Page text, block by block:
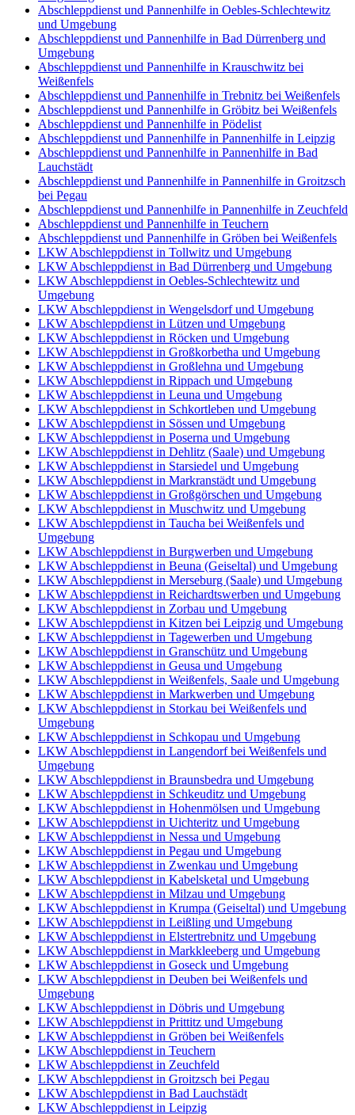
Abschleppdienst und Pannenhilfe in Oebles-Schlechtewitz
und Umgebung
Abschleppdienst und Pannenhilfe in Bad Dürrenberg und
Umgebung
Abschleppdienst und Pannenhilfe in Krauschwitz bei
Weißenfels
Abschleppdienst und Pannenhilfe in Trebnitz bei Weißenfels
Abschleppdienst und Pannenhilfe in Gröbitz bei Weißenfels
Abschleppdienst und Pannenhilfe in Pödelist
Abschleppdienst und Pannenhilfe in Pannenhilfe in Leipzig
Abschleppdienst und Pannenhilfe in Pannenhilfe in Bad
Lauchstädt
Abschleppdienst und Pannenhilfe in Pannenhilfe in Groitzsch
bei Pegau
Abschleppdienst und Pannenhilfe in Pannenhilfe in Zeuchfeld
Abschleppdienst und Pannenhilfe in Teuchern
Abschleppdienst und Pannenhilfe in Gröben bei Weißenfels
LKW Abschleppdienst in Tollwitz und Umgebung
LKW Abschleppdienst in Bad Dürrenberg und Umgebung
LKW Abschleppdienst in Oebles-Schlechtewitz und
Umgebung
LKW Abschleppdienst in Wengelsdorf und Umgebung
LKW Abschleppdienst in Lützen und Umgebung
LKW Abschleppdienst in Röcken und Umgebung
LKW Abschleppdienst in Großkorbetha und Umgebung
LKW Abschleppdienst in Großlehna und Umgebung
LKW Abschleppdienst in Rippach und Umgebung
LKW Abschleppdienst in Leuna und Umgebung
LKW Abschleppdienst in Schkortleben und Umgebung
LKW Abschleppdienst in Sössen und Umgebung
LKW Abschleppdienst in Poserna und Umgebung
LKW Abschleppdienst in Dehlitz (Saale) und Umgebung
LKW Abschleppdienst in Starsiedel und Umgebung
LKW Abschleppdienst in Markranstädt und Umgebung
LKW Abschleppdienst in Großgörschen und Umgebung
LKW Abschleppdienst in Muschwitz und Umgebung
LKW Abschleppdienst in Taucha bei Weißenfels und
Umgebung
LKW Abschleppdienst in Burgwerben und Umgebung
LKW Abschleppdienst in Beuna (Geiseltal) und Umgebung
LKW Abschleppdienst in Merseburg (Saale) und Umgebung
LKW Abschleppdienst in Reichardtswerben und Umgebung
LKW Abschleppdienst in Zorbau und Umgebung
LKW Abschleppdienst in Kitzen bei Leipzig und Umgebung
LKW Abschleppdienst in Tagewerben und Umgebung
LKW Abschleppdienst in Granschütz und Umgebung
LKW Abschleppdienst in Geusa und Umgebung
LKW Abschleppdienst in Weißenfels, Saale und Umgebung
LKW Abschleppdienst in Markwerben und Umgebung
LKW Abschleppdienst in Storkau bei Weißenfels und
Umgebung
LKW Abschleppdienst in Schkopau und Umgebung
LKW Abschleppdienst in Langendorf bei Weißenfels und
Umgebung
LKW Abschleppdienst in Braunsbedra und Umgebung
LKW Abschleppdienst in Schkeuditz und Umgebung
LKW Abschleppdienst in Hohenmölsen und Umgebung
LKW Abschleppdienst in Uichteritz und Umgebung
LKW Abschleppdienst in Nessa und Umgebung
LKW Abschleppdienst in Pegau und Umgebung
LKW Abschleppdienst in Zwenkau und Umgebung
LKW Abschleppdienst in Kabelsketal und Umgebung
LKW Abschleppdienst in Milzau und Umgebung
LKW Abschleppdienst in Krumpa (Geiseltal) und Umgebung
LKW Abschleppdienst in Leißling und Umgebung
LKW Abschleppdienst in Elstertrebnitz und Umgebung
LKW Abschleppdienst in Markkleeberg und Umgebung
LKW Abschleppdienst in Goseck und Umgebung
LKW Abschleppdienst in Deuben bei Weißenfels und
Umgebung
LKW Abschleppdienst in Döbris und Umgebung
LKW Abschleppdienst in Prittitz und Umgebung
LKW Abschleppdienst in Gröben bei Weißenfels
LKW Abschleppdienst in Teuchern
LKW Abschleppdienst in Zeuchfeld
LKW Abschleppdienst in Groitzsch bei Pegau
LKW Abschleppdienst in Bad Lauchstädt
LKW Abschleppdienst in Leipzig